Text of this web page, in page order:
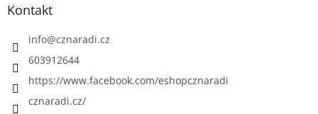
Kontakt
info@cznaradi.cz
603912644
https://www.facebook.com/eshopcznaradi
cznaradi.cz/